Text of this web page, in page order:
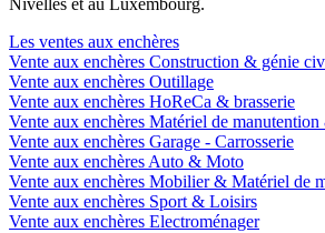
Les ventes aux enchères
Vente aux enchères Construction & génie
Vente aux enchères Outillage
Vente aux enchères HoReCa & brasserie
Vente aux enchères Matériel de
Vente aux enchères Garage - Carrosserie
Vente aux enchères Auto & Moto
Vente aux enchères Mobilier & Matériel de
Vente aux enchères Sport & Loisirs
Vente aux enchères Electroménager